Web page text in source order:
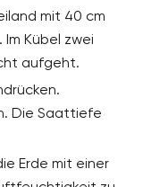
mit 40 cm
Kübel zwei
aufgeht.
Die Saattiefe
Erde mit einer